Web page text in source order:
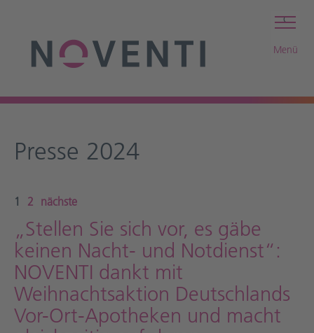
c
Menü
Presse 2024
1 2 nächste
„Stellen Sie sich vor, es gäbe
keinen Nacht- und Notdienst“:
NOVENTI dankt mit
Weihnachtsaktion Deutschlands
Vor-Ort-Apotheken und macht